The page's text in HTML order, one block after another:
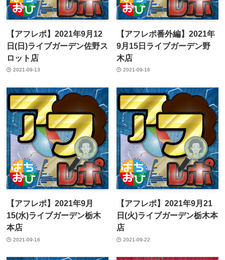
【アフレポ】2021年9月12
日(日)ライブガーデン佐野ス
ロット店
2021-09-13
【アフレポ番外編】2021年
9月15日ライブガーデン野
木店
2021-09-16
【アフレポ】2021年9月
15(水)ライブガーデン栃木
本店
2021-09-16
【アフレポ】2021年9月21
日(火)ライブガーデン栃木本
店
2021-09-22